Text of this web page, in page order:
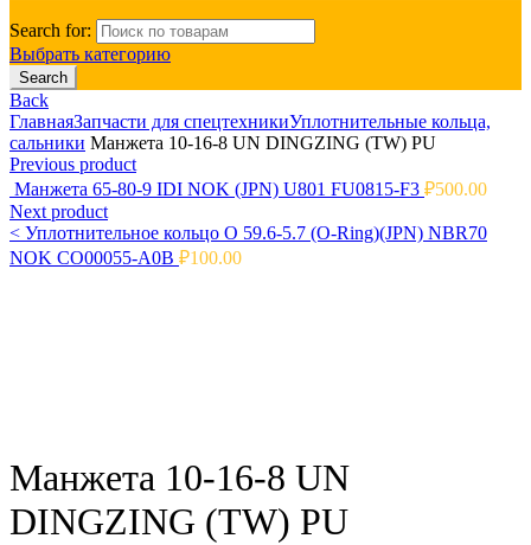
Search for:
Выбрать категорию
Search
Back
ГлавнаяЗапчасти для спецтехникиУплотнительные кольца,
сальники Манжета 10-16-8 UN DINGZING (TW) PU
Previous product
Манжета 65-80-9 IDI NOK (JPN) U801 FU0815-F3 ₽500.00
Next product
< Уплотнительное кольцо O 59.6-5.7 (O-Ring)(JPN) NBR70
NOK CO00055-A0B ₽100.00
Манжета 10-16-8 UN
DINGZING (TW) PU